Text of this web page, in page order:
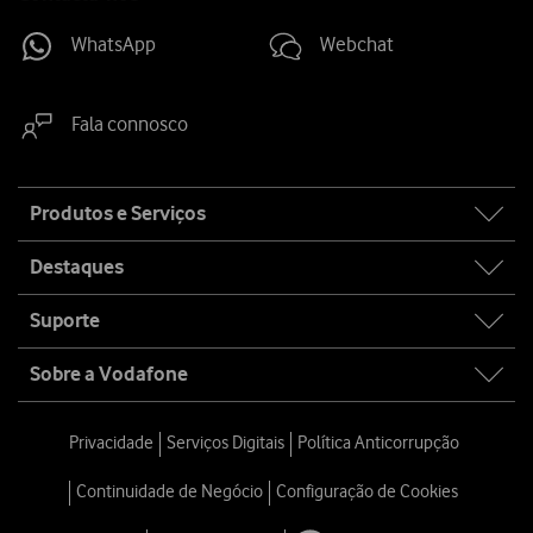
WhatsApp Webchat
Fala connosco
map
Produtos e Serviços
Destaques
Suporte
Sobre a Vodafone
Privacidade Serviços Digitais Política Anticorrupção
Continuidade de Negócio Configuração de Cookies